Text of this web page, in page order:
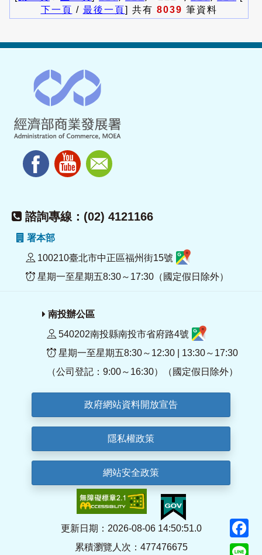
下一頁 / 最後一頁] 共有 8039 筆資料
諮詢專線：(02) 4121166
署本部
100210臺北市中正區福州街15號
星期一至星期五8:30～17:30（國定假日除外）
南投辦公區
540202南投縣南投市省府路4號
星期一至星期五8:30～12:30 | 13:30～17:30
（公司登記：9:00～16:30）（國定假日除外）
政府網站資料開放宣告
隱私權政策
網站安全政策
更新日期：2026-08-06 14:50:51.0
累積瀏覽人次：477476675